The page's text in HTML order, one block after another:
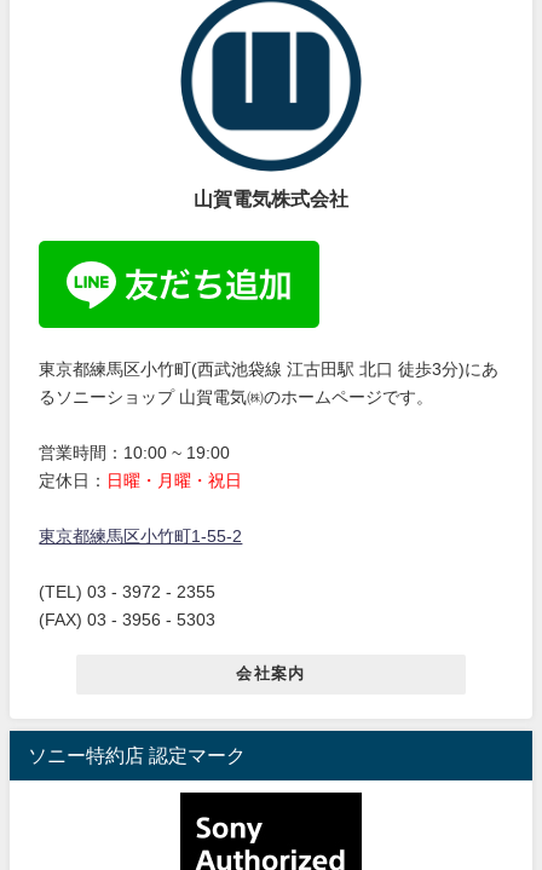
山賀電気株式会社
東京都練馬区小竹町(西武池袋線 江古田駅 北口 徒歩3分)にあ
るソニーショップ 山賀電気㈱のホームページです。
営業時間：10:00 ~ 19:00
定休日： 日曜・月曜・祝日
東京都練馬区小竹町1-55-2
(TEL) 03 - 3972 - 2355
(FAX) 03 - 3956 - 5303
会社案内
ソニー特約店 認定マーク